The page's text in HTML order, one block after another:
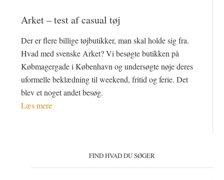
Arket – test af casual tøj
Der er flere billige tøjbutikker, man skal holde sig fra.
Hvad med svenske Arket? Vi besøgte butikken på
Købmagergade i København og undersøgte nøje deres
uformelle beklædning til weekend, fritid og ferie. Det
blev et noget andet besøg.
Læs mere
FIND HVAD DU SØGER